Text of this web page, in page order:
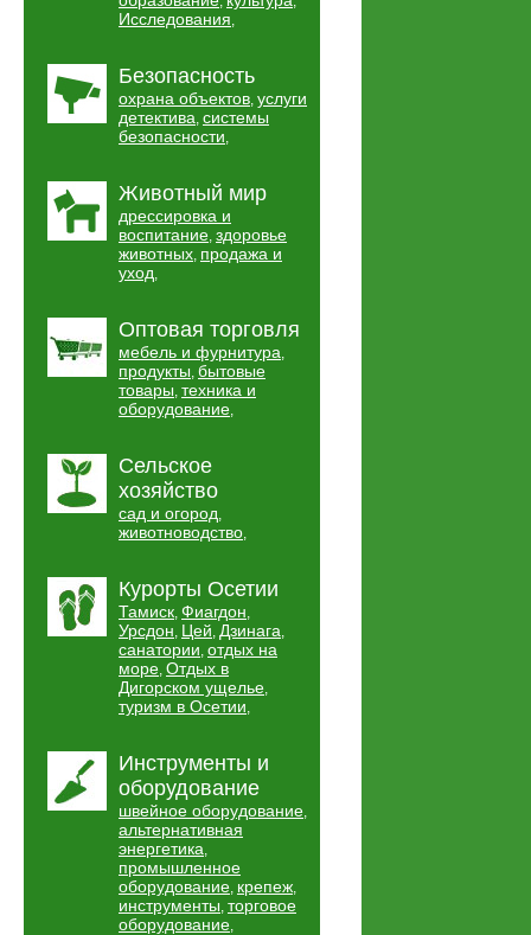
Исследования,
Безопасность
охрана объектов, услуги
детектива, системы
безопасности,
Животный мир
дрессировка и
воспитание, здоровье
животных, продажа и
уход,
Оптовая торговля
мебель и фурнитура,
продукты, бытовые
товары, техника и
оборудование,
Сельское
хозяйство
сад и огород,
животноводство,
Курорты Осетии
Тамиск, Фиагдон,
Урсдон, Цей, Дзинага,
санатории, отдых на
море, Отдых в
Дигорском ущелье,
туризм в Осетии,
Инструменты и
оборудование
швейное оборудование,
альтернативная
энергетика,
промышленное
оборудование, крепеж,
инструменты, торговое
оборудование,